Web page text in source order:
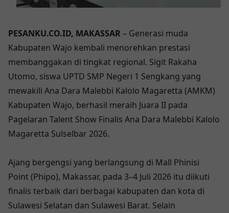
PESANKU.CO.ID, MAKASSAR – Generasi muda
Kabupaten Wajo kembali menorehkan prestasi
membanggakan di tingkat regional. Sigit Rakaha
Utomo, siswa UPTD SMP Negeri 1 Sengkang yang
mewakili Ana Dara Malebbi Kalolo Magaretta (AMKM)
Kabupaten Wajo, berhasil meraih Juara II pada
Pagelaran Talent Show Finalis Ana Dara Malebbi Kalolo
Magaretta Sulselbar 2026.
Ajang bergengsi yang berlangsung di Mall Phinisi
Point (Phipo), Makassar, pada 3–4 Juli 2026 itu diikuti
finalis terbaik dari berbagai kabupaten dan kota di
Sulawesi Selatan dan Sulawesi Barat. Selain